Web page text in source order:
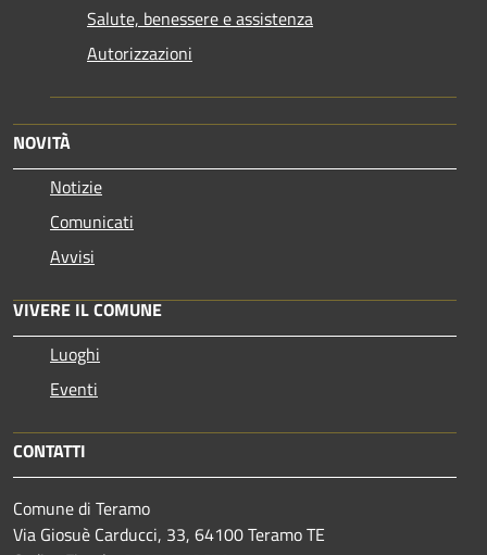
Salute, benessere e assistenza
Autorizzazioni
NOVITÀ
Notizie
Comunicati
Avvisi
VIVERE IL COMUNE
Luoghi
Eventi
CONTATTI
Comune di Teramo
Via Giosuè Carducci, 33, 64100 Teramo TE